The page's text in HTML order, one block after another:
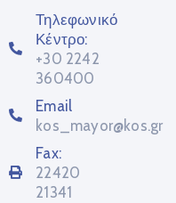
Τηλεφωνικό
Κέντρο:
+30 2242
360400
Email
kos_mayor@kos.gr
Fax:
22420
21341